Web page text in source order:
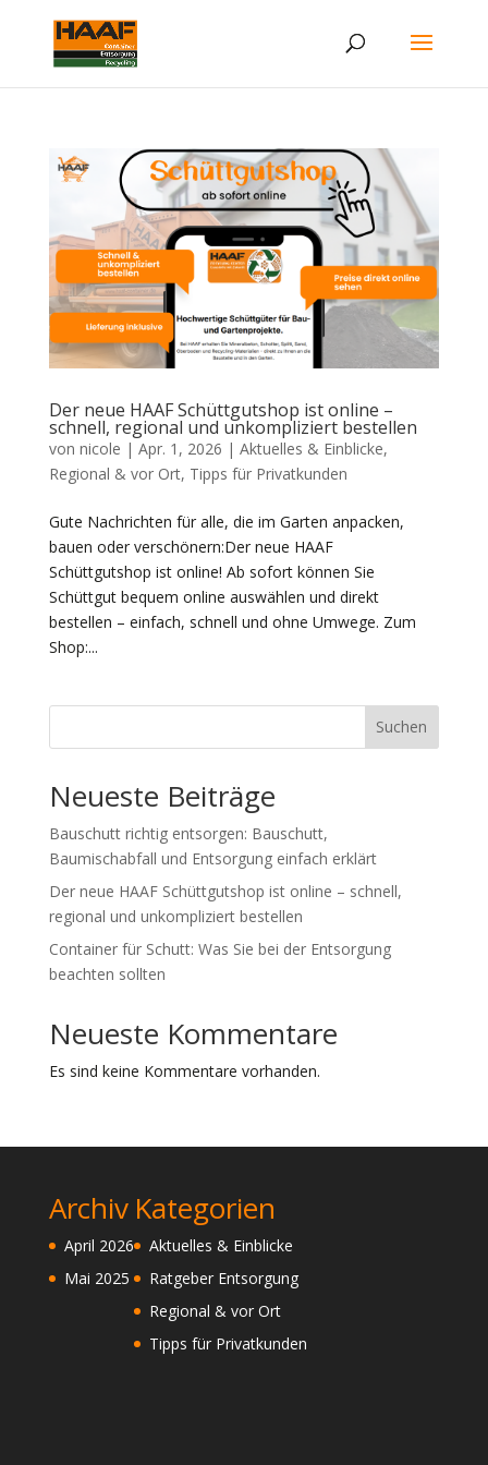
Der neue HAAF Schüttgutshop ist online –
schnell, regional und unkompliziert bestellen
von nicole | Apr. 1, 2026 | Aktuelles & Einblicke,
Regional & vor Ort, Tipps für Privatkunden
Gute Nachrichten für alle, die im Garten anpacken,
bauen oder verschönern:Der neue HAAF
Schüttgutshop ist online! Ab sofort können Sie
Schüttgut bequem online auswählen und direkt
bestellen – einfach, schnell und ohne Umwege. Zum
Shop:...
Suchen
Neueste Beiträge
Bauschutt richtig entsorgen: Bauschutt,
Baumischabfall und Entsorgung einfach erklärt
Der neue HAAF Schüttgutshop ist online – schnell,
regional und unkompliziert bestellen
Container für Schutt: Was Sie bei der Entsorgung
beachten sollten
Neueste Kommentare
Es sind keine Kommentare vorhanden.
Archiv
April 2026
Mai 2025
Kategorien
Aktuelles & Einblicke
Ratgeber Entsorgung
Regional & vor Ort
Tipps für Privatkunden